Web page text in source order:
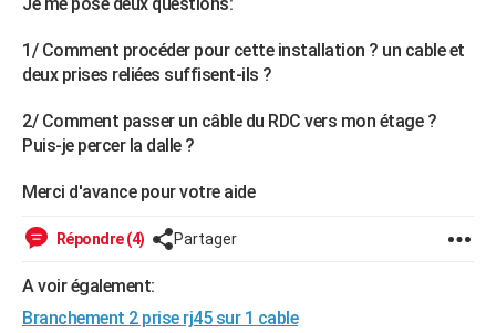
VOYAGE
Destinations
City break
Voyage nature
Voyage de noces
Forum
Climat
+PHOTO
BONS PLANS
CARTE DE VOEUX
Carte de Noël
Carte Bonne année
Carte Saint-Valentin
Carte Pâques
Carte d'anniversaire
DICTIONNAIRE
PROGRAMME TV
COPAINS D'AVANT
1/ Comment procéder pour cette installation ? un cable et
deux prises reliées suffisent-ils ?
2/ Comment passer un câble du RDC vers mon étage ?
Puis-je percer la dalle ?
Merci d'avance pour votre aide
Répondre (4) Partager
A voir également:
Branchement 2 prise rj45 sur 1 cable